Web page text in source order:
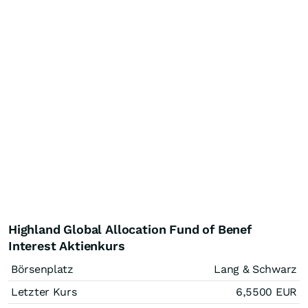
Highland Global Allocation Fund of Benef
Interest Aktienkurs
Börsenplatz
Lang & Schwarz
Letzter Kurs
6,5500 EUR